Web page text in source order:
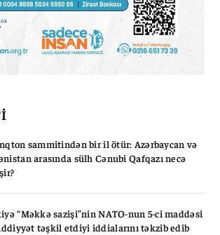
sammitindən bir il ötür: Azərbaycan və
arasında sülh Cənubi Qafqazı necə
“Məkkə sazişi”nin NATO-nun 5-ci maddəsi
təşkil etdiyi iddialarını təkzib edib